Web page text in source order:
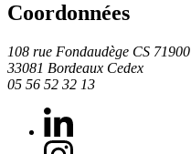
Coordonnées
108 rue Fondaudège CS 71900
33081 Bordeaux Cedex
05 56 52 32 13